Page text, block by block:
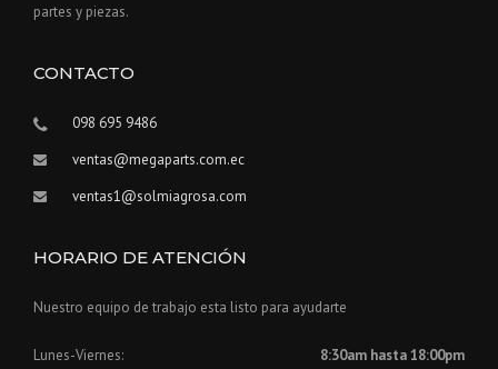
partes y piezas.
CONTACTO
098 695 9486
ventas@megaparts.com.ec
ventas1@solmiagrosa.com
HORARIO DE ATENCIÓN
Nuestro equipo de trabajo esta listo para ayudarte
Lunes-Viernes: 8:30am hasta 18:00pm